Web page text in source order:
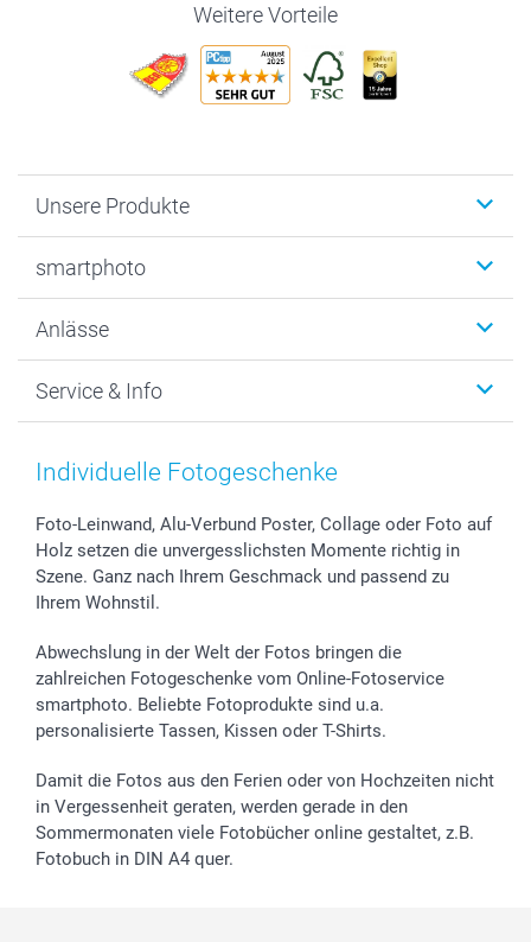
Weitere Vorteile
Unsere Produkte
Fotogeschenke
MyNameBook
Fotoabzüge, Fotos als Buch & Poster
Zubehör & Material
Foto-Kalender & Agenden
Sticker & Etiketten
Geschenk-Gutscheine (PDF)
smartphoto
Warum smartphoto
Datenschutz
AGB
Presse
Partnerprogramme
Investor Relations
B2B smartbusiness
Widerrufsrecht
Anlässe
Neujahr
Muttertag
Kommunion & Konfirmation
Hochzeit
Geburtstag
Geburt
Zu allen Anlässen
Service & Info
Preise und Versandkosten
48h Lieferung
Zahlungsmöglichkeiten
Anmelden /Registrieren
Sitemap
Status der Bestellung
smartfriends
smartgarantie
smartbonus
Individuelle Fotogeschenke
Foto-Leinwand, Alu-Verbund Poster, Collage oder Foto auf
Holz setzen die unvergesslichsten Momente richtig in
Szene. Ganz nach Ihrem Geschmack und passend zu
Ihrem Wohnstil.
Abwechslung in der Welt der Fotos bringen die
zahlreichen Fotogeschenke vom Online-Fotoservice
smartphoto. Beliebte Fotoprodukte sind u.a.
personalisierte Tassen, Kissen oder T-Shirts.
Damit die Fotos aus den Ferien oder von Hochzeiten nicht
in Vergessenheit geraten, werden gerade in den
Sommermonaten viele Fotobücher online gestaltet, z.B.
Fotobuch in DIN A4 quer.